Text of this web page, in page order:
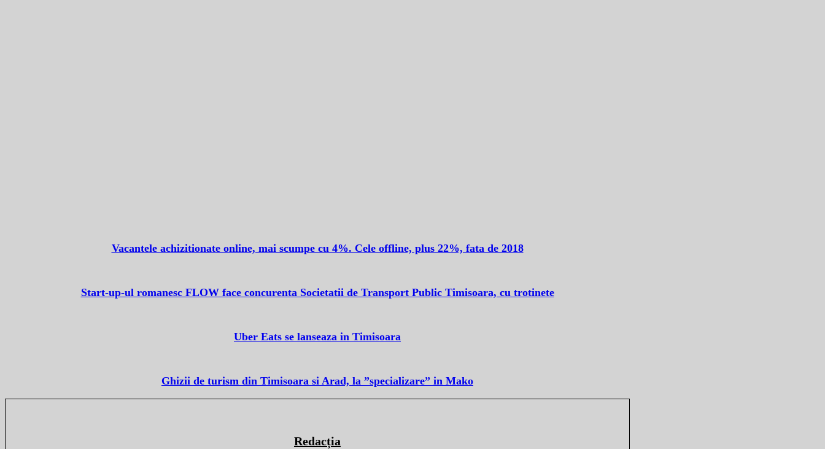
Vacantele achizitionate online, mai scumpe cu 4%. Cele offline, plus 22%, fata de 2018
Start-up-ul romanesc FLOW face concurenta Societatii de Transport Public Timisoara, cu trotinete
Uber Eats se lanseaza in Timisoara
Ghizii de turism din Timisoara si Arad, la ”specializare” in Mako
Redacția